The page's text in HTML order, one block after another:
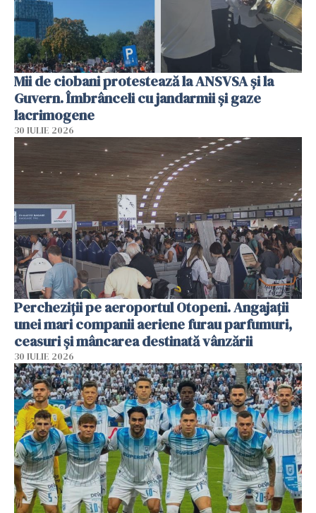
Mii de ciobani protestează la ANSVSA și la
Guvern. Îmbrânceli cu jandarmii și gaze
lacrimogene
30 IULIE 2026
Percheziții pe aeroportul Otopeni. Angajații
unei mari companii aeriene furau parfumuri,
ceasuri și mâncarea destinată vânzării
30 IULIE 2026